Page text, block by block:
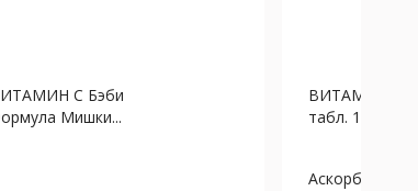
С Бэби
Мишки...
ВИТАМИН С
табл. 1.8г